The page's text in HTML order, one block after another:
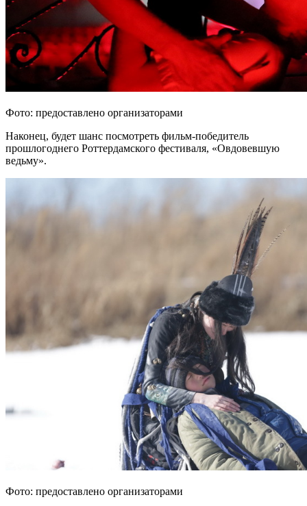
Фото: предоставлено организаторами
Наконец, будет шанс посмотреть фильм-победитель
прошлогоднего Роттердамского фестиваля, «Овдовевшую
ведьму».
Фото: предоставлено организаторами